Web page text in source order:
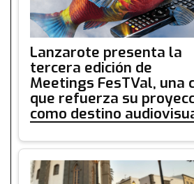
Lanzarote presenta la
tercera edición de
Meetings FesTVal, una
que refuerza su
como destino